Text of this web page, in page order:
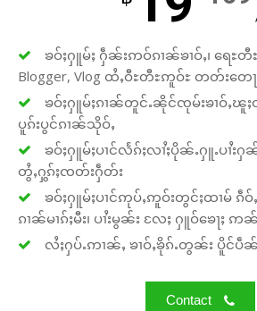
ၶဝ်ႈႁူမ်ႈ ႁဵၼ်းဢဝ်ၵၢၼ်ၶၢဝ်ႇ၊ ရေႊတီႊ
Blogger, Vlog ထႆႇဝီႊတီႊဢူဝ်ႊ တတ်းတ
ၶဝ်ႈႁူမ်ႈၵၢၼ်တူင်ႉၼိုင်ၸုမ်းၶၢဝ်ႇၽူႈ
ပူၵ်းပွင်ၵၢၼ်သိုဝ်ႇ
ၶဝ်ႈႁူမ်ႈပၢင်လႅၵ်ႈလၢႆႈပိုၼ်ႉႁူႉပၢႆး
တွႆႇႁွၵ်ႈၸတ်းႁဵတ်း
ၶဝ်ႈႁူမ်ႈပၢင်ဢုပ်ႇဢူဝ်းတွင်ႈထၢမ် ၵဵဝ်ႇ
ၵၢၼ်မၢၵ်ႈမီး၊ ပၢႆးမွၼ်း လႄႈ ႁူဝ်ၶေႃႈ ဢ
လႆႈႁပ်ႉဢၢၼ်ႇ ၶၢဝ်ႇၶိုၵ်ႉတွၼ်း ပိူင်ပဵ
Contact